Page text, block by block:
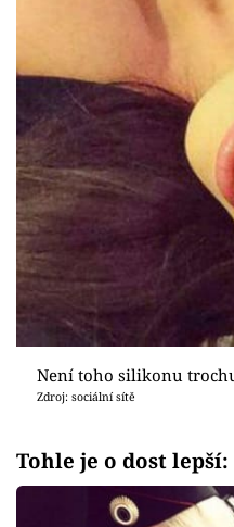
Není toho silikonu
Zdroj: sociální sítě
Tohle je o dost lepší: